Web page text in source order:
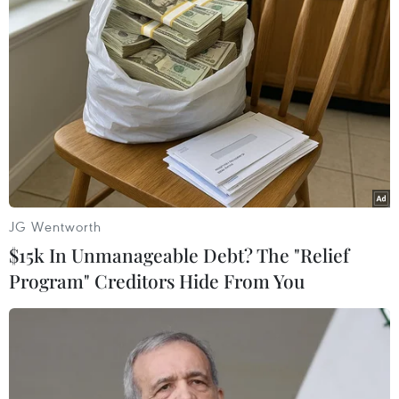
Iran lưu ý rõ về sự khác biệt giữa “đối tác chiến lược” và
“đồng minh chiến lược” - khái niệm mà Tehran cho là
đã lỗi thời, được áp dụng từ thời Chiến tranh Lạnh.
Venezuela sẵn sàng mua lương thực và
JG Wentworth
$15k In Unmanageable Debt? The "Relief
Program" Creditors Hide From You